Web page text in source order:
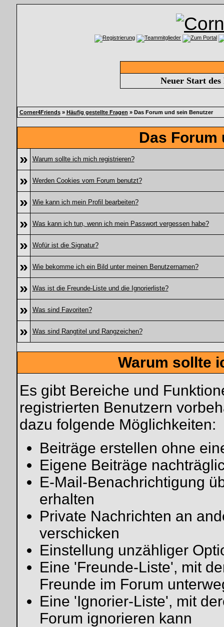
Neuer Start
Corner4Friends» Häufig gestellte Fragen » Das Forum und sein Benutzer
Das Forum
»
Warum sollte ich mich registrieren?
» Werden Cookies vom Forum benutzt?
» Wie kann ich mein Profil bearbeiten?
» Was kann ich tun, wenn ich mein Passwort vergessen habe?
» Wofür ist die Signatur?
» Wie bekomme ich ein Bild unter meinen Benutzernamen?
» Was ist die Freunde-Liste und die Ignorierliste?
» Was sind Favoriten?
» Was sind Rangtitel und Rangzeichen?
Warum sollte
Es gibt Bereiche und
registrierten Benutzern
dazu folgende Möglichkeiten:
Beiträge erstellen ohne
Eigene Beiträge
E-Mail-Benachrichtigung
erhalten
Private Nachrichten an
verschicken
Einstellung unzähliger
Eine 'Freunde-Liste', mit
Freunde im Forum
Eine 'Ignorier-Liste', mit
Forum ignorieren kann